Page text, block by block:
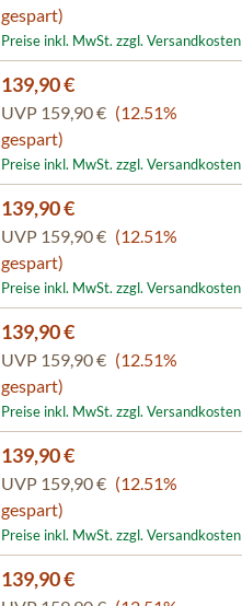
gespart)
Preise inkl. MwSt. zzgl. Versandkosten
139,90 €
UVP 159,90 € (12.51%
gespart)
Preise inkl. MwSt. zzgl. Versandkosten
139,90 €
UVP 159,90 € (12.51%
gespart)
Preise inkl. MwSt. zzgl. Versandkosten
139,90 €
UVP 159,90 € (12.51%
gespart)
Preise inkl. MwSt. zzgl. Versandkosten
139,90 €
UVP 159,90 € (12.51%
gespart)
Preise inkl. MwSt. zzgl. Versandkosten
139,90 €